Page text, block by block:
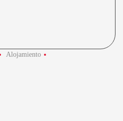
Alojamiento